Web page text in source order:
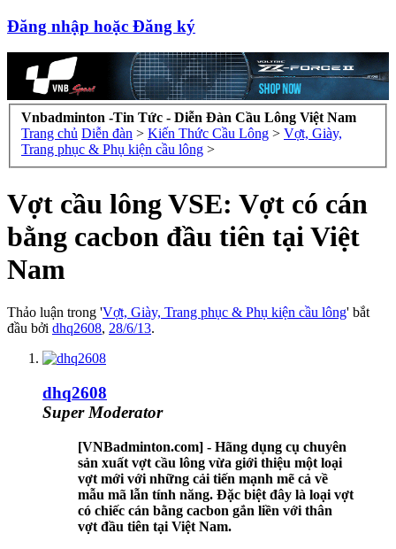
Đăng nhập hoặc Đăng ký
Vnbadminton -Tin Tức - Diễn Đàn Cầu Lông Việt Nam
Trang chủ Diễn đàn > Kiến Thức Cầu Lông > Vợt, Giày,
Trang phục & Phụ kiện cầu lông >
Vợt cầu lông VSE: Vợt có cán
bằng cacbon đầu tiên tại Việt
Nam
Thảo luận trong 'Vợt, Giày, Trang phục & Phụ kiện cầu lông' bắt
đầu bởi dhq2608, 28/6/13.
dhq2608
Super Moderator
[VNBadminton.com] - Hãng dụng cụ chuyên
sản xuất vợt cầu lông vừa giới thiệu một loại
vợt mới với những cải tiến mạnh mẽ cả về
mẫu mã lẫn tính năng. Đặc biệt đây là loại vợt
có chiếc cán bằng cacbon gắn liền với thân
vợt đầu tiên tại Việt Nam.